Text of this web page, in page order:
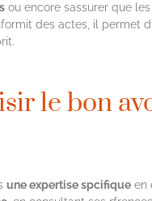
ou encore sassurer que
des actes, il permet
le bon
une expertise spcifique en